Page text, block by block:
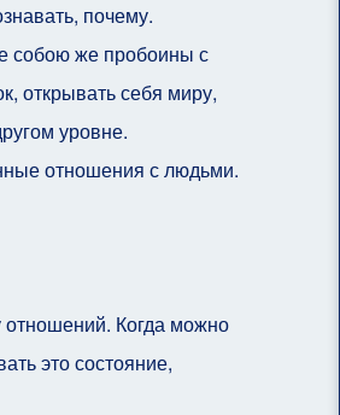
почему.
собою же пробоины с
открывать себя миру,
уровне.
отношения с людьми.
Когда можно
это состояние,